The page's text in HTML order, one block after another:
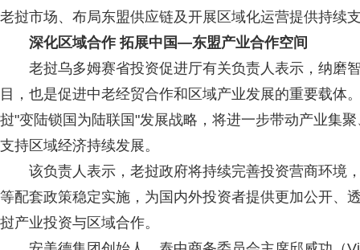
老挝市场、布局东盟供应链及开展区域化运营提供持续
深化区域合作 拓展中国—东盟产业合作空间
老挝乌多姆赛省投资促进厅有关负责人表示，纳磨
目，也是促进中老经贸合作和区域产业发展的重要载体
挝"变陆锁国为陆联国"发展战略，将进一步带动产业集
支持区域经济持续发展。
该负责人表示，老挝政府将持续完善投资营商环境
等配套政策稳定实施，为国内外投资者提供更加公开、
挝产业投资与区域合作。